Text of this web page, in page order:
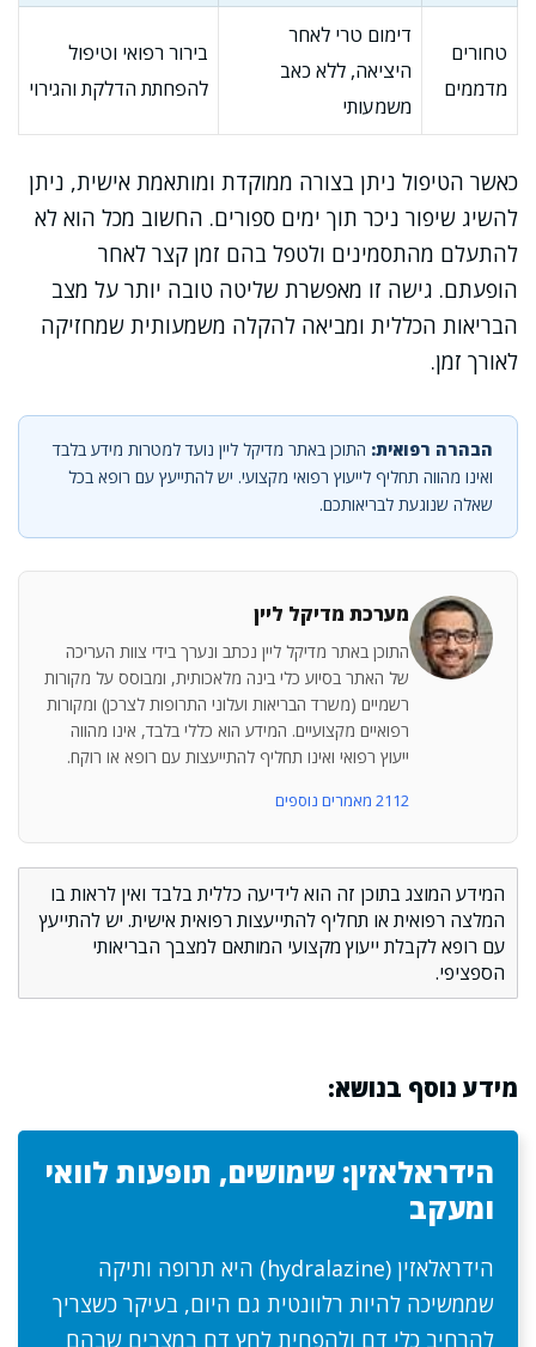
טחורים
מדממים
דימום טרי לאחר
היציאה, ללא כאב
משמעותי
בירור רפואי וטיפול
להפחתת הדלקת והגירוי
כאשר הטיפול ניתן בצורה ממוקדת ומותאמת אישית, ניתן
להשיג שיפור ניכר תוך ימים ספורים. החשוב מכל הוא לא
להתעלם מהתסמינים ולטפל בהם זמן קצר לאחר
הופעתם. גישה זו מאפשרת שליטה טובה יותר על מצב
הבריאות הכללית ומביאה להקלה משמעותית שמחזיקה
לאורך זמן.
הבהרה רפואית: התוכן באתר מדיקל ליין נועד למטרות מידע בלבד
ואינו מהווה תחליף לייעוץ רפואי מקצועי. יש להתייעץ עם רופא בכל
שאלה שנוגעת לבריאותכם.
מערכת מדיקל ליין
התוכן באתר מדיקל ליין נכתב ונערך בידי צוות העריכה
של האתר בסיוע כלי בינה מלאכותית, ומבוסס על מקורות
רשמיים (משרד הבריאות ועלוני התרופות לצרכן) ומקורות
רפואיים מקצועיים. המידע הוא כללי בלבד, אינו מהווה
ייעוץ רפואי ואינו תחליף להתייעצות עם רופא או רוקח.
2112 מאמרים נוספים
המידע המוצג בתוכן זה הוא לידיעה כללית בלבד ואין לראות בו
המלצה רפואית או תחליף להתייעצות רפואית אישית. יש להתייעץ
עם רופא לקבלת ייעוץ מקצועי המותאם למצבך הבריאותי
הספציפי.
מידע נוסף בנושא:
הידראלאזין: שימושים, תופעות לוואי
ומעקב
הידראלאזין (hydralazine) היא תרופה ותיקה
שממשיכה להיות רלוונטית גם היום, בעיקר כשצריך
להרחיב כלי דם ולהפחית לחץ דם במצבים שבהם